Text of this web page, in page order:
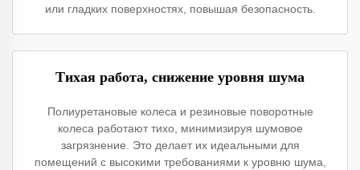
или гладких поверхностях, повышая безопасность.
Тихая работа, снижение уровня шума
Полиуретановые колеса и резиновые поворотные
колеса работают тихо, минимизируя шумовое
загрязнение. Это делает их идеальными для
помещений с высокими требованиями к уровню шума,